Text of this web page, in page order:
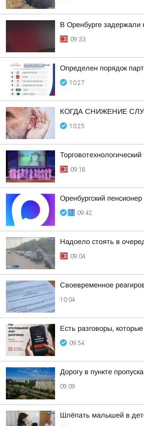
В Оренбурге задержали
09:33
Определен порядок
10:27
КОГДА СНИЖЕНИЕ
10:25
09:18
Оренбургский
09:42
Надоело стоять в
09:04
Своевременное
10:04
Есть разговоры,
09:54
Дорогу в пункте
09:09
Шлёпать малышей в